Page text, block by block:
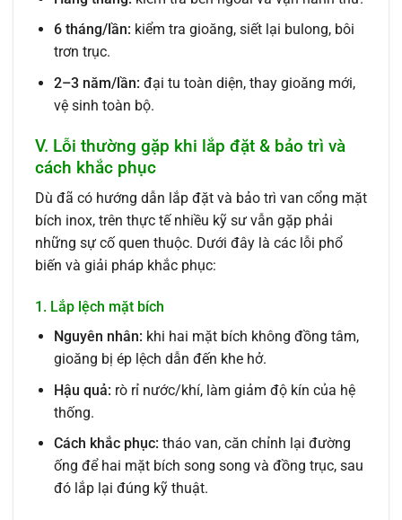
6 tháng/lần: kiểm tra gioăng, siết lại bulong, bôi
trơn trục.
2–3 năm/lần: đại tu toàn diện, thay gioăng mới,
vệ sinh toàn bộ.
V. Lỗi thường gặp khi lắp đặt & bảo trì và
cách khắc phục
Dù đã có hướng dẫn lắp đặt và bảo trì van cổng mặt
bích inox, trên thực tế nhiều kỹ sư vẫn gặp phải
những sự cố quen thuộc. Dưới đây là các lỗi phổ
biến và giải pháp khắc phục:
1. Lắp lệch mặt bích
Nguyên nhân: khi hai mặt bích không đồng tâm,
gioăng bị ép lệch dẫn đến khe hở.
Hậu quả: rò rỉ nước/khí, làm giảm độ kín của hệ
thống.
Cách khắc phục: tháo van, căn chỉnh lại đường
ống để hai mặt bích song song và đồng trục, sau
đó lắp lại đúng kỹ thuật.